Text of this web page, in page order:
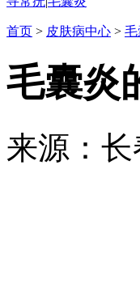
首页 > 皮肤病中心 > 毛
毛囊炎
来源：